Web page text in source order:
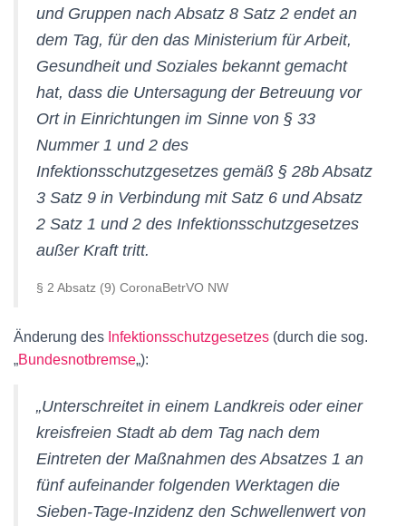
und Gruppen nach Absatz 8 Satz 2 endet an
dem Tag, für den das Ministerium für Arbeit,
Gesundheit und Soziales bekannt gemacht
hat, dass die Untersagung der Betreuung vor
Ort in Einrichtungen im Sinne von § 33
Nummer 1 und 2 des
Infektionsschutzgesetzes gemäß § 28b Absatz
3 Satz 9 in Verbindung mit Satz 6 und Absatz
2 Satz 1 und 2 des Infektionsschutzgesetzes
außer Kraft tritt.
§ 2 Absatz (9) CoronaBetrVO NW
Änderung des Infektionsschutzgesetzes (durch die sog.
„Bundesnotbremse„):
„Unterschreitet in einem Landkreis oder einer
kreisfreien Stadt ab dem Tag nach dem
Eintreten der Maßnahmen des Absatzes 1 an
fünf aufeinander folgenden Werktagen die
Sieben-Tage-Inzidenz den Schwellenwert von